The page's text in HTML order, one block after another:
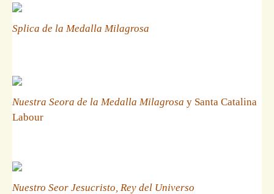
Splica de la Medalla Milagrosa
Nuestra Seora de la Medalla Milagrosa y Santa Catalina
Labour
Nuestro Seor Jesucristo, Rey del Universo